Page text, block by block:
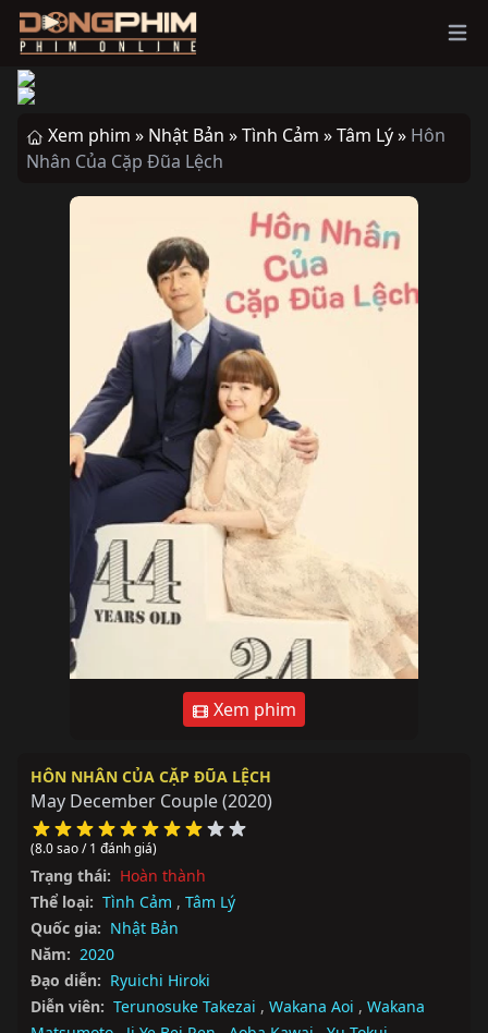
Xem phim » Nhật Bản »Tình Cảm »Tâm Lý » Hôn
Nhân Của Cặp Đũa Lệch
Xem phim
HÔN NHÂN CỦA CẶP ĐŨA LỆCH
May December Couple(2020)
(8.0 sao / 1 đánh giá)
Trạng thái: Hoàn thành
Thể loại: Tình Cảm , Tâm Lý
Quốc gia: Nhật Bản
Năm: 2020
Đạo diễn: Ryuichi Hiroki
Diễn viên: Terunosuke Takezai , Wakana Aoi , Wakana